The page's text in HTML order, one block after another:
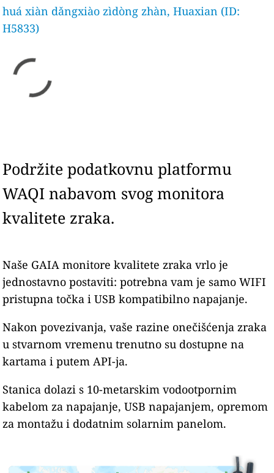
huá xiàn dǎngxiào zìdòng zhàn, Huaxian (ID:
H5833)
Podržite podatkovnu platformu
WAQI nabavom svog monitora
kvalitete zraka.
Naše GAIA monitore kvalitete zraka vrlo je
jednostavno postaviti: potrebna vam je samo WIFI
pristupna točka i USB kompatibilno napajanje.
Nakon povezivanja, vaše razine onečišćenja zraka
u stvarnom vremenu trenutno su dostupne na
kartama i putem API-ja.
Stanica dolazi s 10-metarskim vodootpornim
kabelom za napajanje, USB napajanjem, opremom
za montažu i dodatnim solarnim panelom.